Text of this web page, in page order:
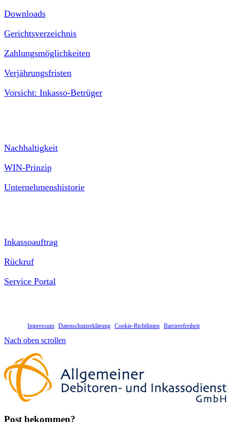
Downloads
Gerichtsverzeichnis
Zahlungsmöglichkeiten
Verjährungsfristen
Vorsicht: Inkasso-Betrüger
Nachhaltigkeit
WIN-Prinzip
Unternehmenshistorie
Inkassoauftrag
Rückruf
Service Portal
Impressum Datenschutzerklärung Cookie-Richtlinien Barrierefreiheit
Nach oben scrollen
Post bekommen?